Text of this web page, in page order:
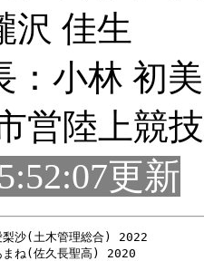
沢 佳生
：小林 初美
営陸上競
更新
沙(土木管理総合) 2022
ね(佐久長聖高) 2020